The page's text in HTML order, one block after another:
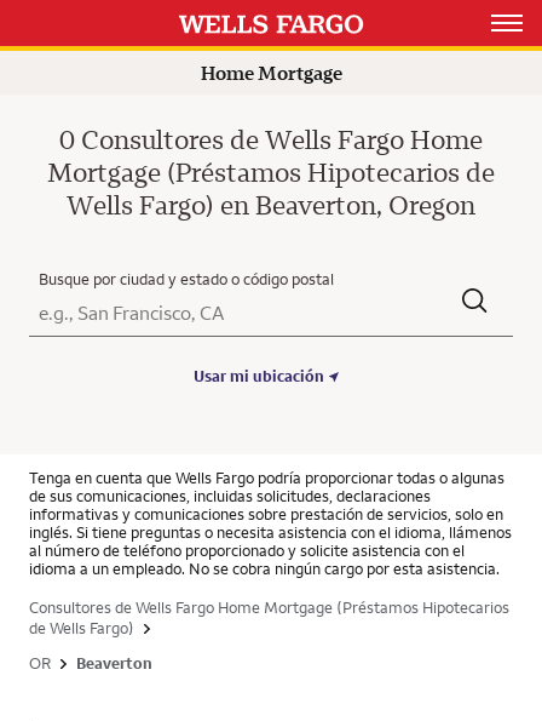
Open
Home Mortgage
0 Consultores de Wells Fargo Home
Mortgage (Préstamos Hipotecarios de
Wells Fargo) en Beaverton, Oregon
Busque por ciudad y estado o código postal
Ciudad, Estado/Provincia, Código postal o Ciudad y País
Submit a search.
Usar mi ubicación
Tenga en cuenta que Wells Fargo podría proporcionar todas o algunas
de sus comunicaciones, incluidas solicitudes, declaraciones
informativas y comunicaciones sobre prestación de servicios, solo en
inglés. Si tiene preguntas o necesita asistencia con el idioma, llámenos
al número de teléfono proporcionado y solicite asistencia con el
idioma a un empleado. No se cobra ningún cargo por esta asistencia.
Consultores de Wells Fargo Home Mortgage (Préstamos Hipotecarios
de Wells Fargo)
OR
Beaverton